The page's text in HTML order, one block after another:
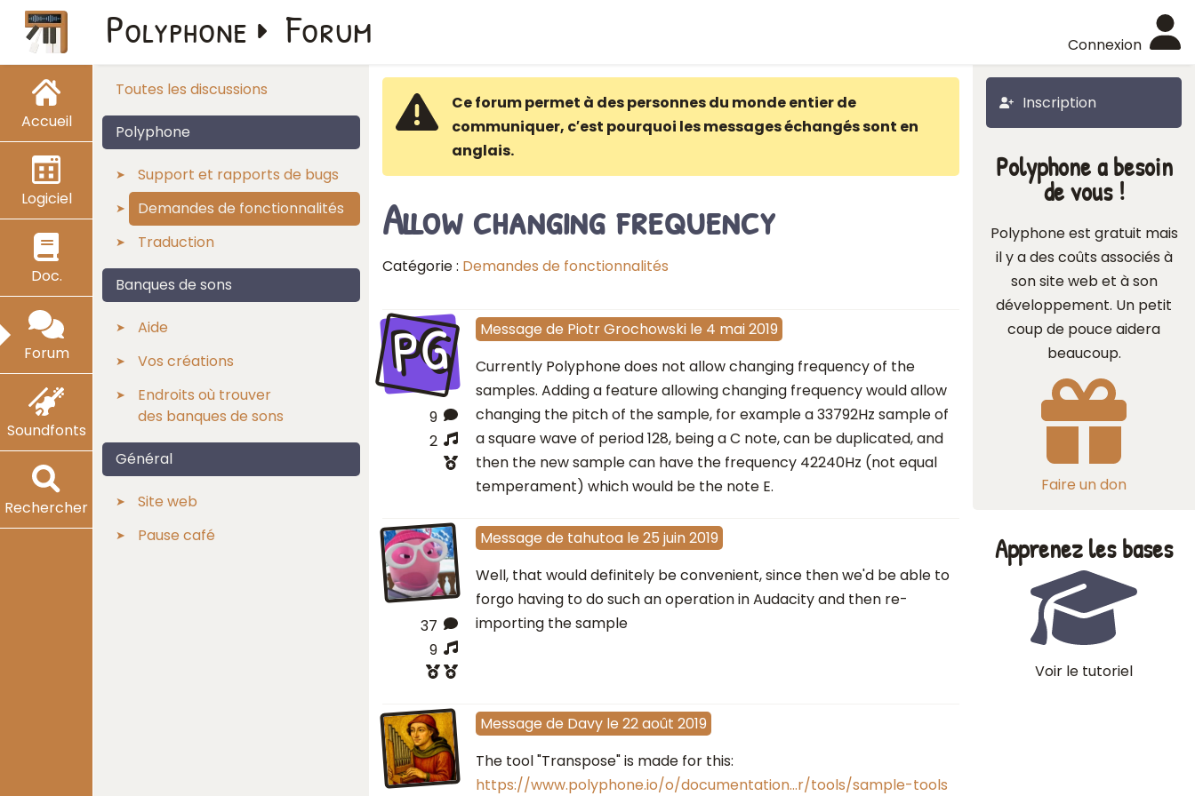
Accueil
Logiciel
Doc.
Forum
Soundfonts
Rechercher
Connexion
Polyphone Forum
Toutes les discussions
Polyphone
Support et rapports de bugs
Demandes de fonctionnalités
Traduction
Banques de sons
Aide
Vos créations
Endroits où trouver
des banques de sons
Général
Site web
Pause café
Inscription
Ce forum permet à des personnes du monde entier de
communiquer, c′est pourquoi les messages échangés sont en
anglais.
Allow changing frequency
Catégorie : Demandes de fonctionnalités
PG
9
2
Message de Piotr Grochowski le 4 mai 2019
Currently Polyphone does not allow changing frequency of the
samples. Adding a feature allowing changing frequency would allow
changing the pitch of the sample, for example a 33792Hz sample of
a square wave of period 128, being a C note, can be duplicated, and
then the new sample can have the frequency 42240Hz (not equal
temperament) which would be the note E.
37
9
Message de tahutoa le 25 juin 2019
Well, that would definitely be convenient, since then we'd be able to
forgo having to do such an operation in Audacity and then re-
importing the sample
Message de Davy le 22 août 2019
The tool "Transpose" is made for this:
https://www.polyphone.io/o/documentation…r/tools/sample-tools
Polyphone a besoin
de vous !
Polyphone est gratuit mais
il y a des coûts associés à
son site web et à son
développement. Un petit
coup de pouce aidera
beaucoup.
Faire un don
Apprenez les bases
Voir le tutoriel